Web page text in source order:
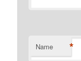
Name *